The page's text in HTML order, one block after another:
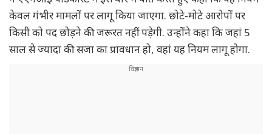
केवल गंभीर मामलों पर लागू किया जाएगा. छोटे-मोटे आरोपों पर
किसी को पद छोड़ने की जरूरत नहीं पड़ेगी. उन्होंने कहा कि जहां 5
साल से ज्यादा की सजा का प्रावधान हो, वहां यह नियम लागू होगा.